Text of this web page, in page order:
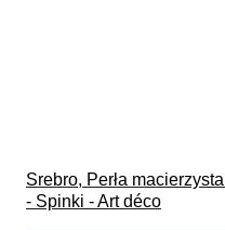
Srebro, Perła macierzysta
- Spinki - Art déco